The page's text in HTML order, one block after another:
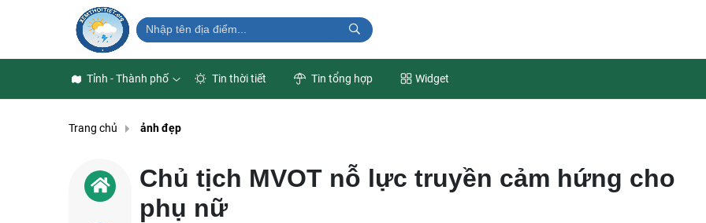
Tỉnh - Thành phố Tin thời tiết Tin tổng hợp Widget
Trang chủ ảnh đẹp
Chủ tịch MVOT nỗ lực truyền cảm hứng cho
phụ nữ